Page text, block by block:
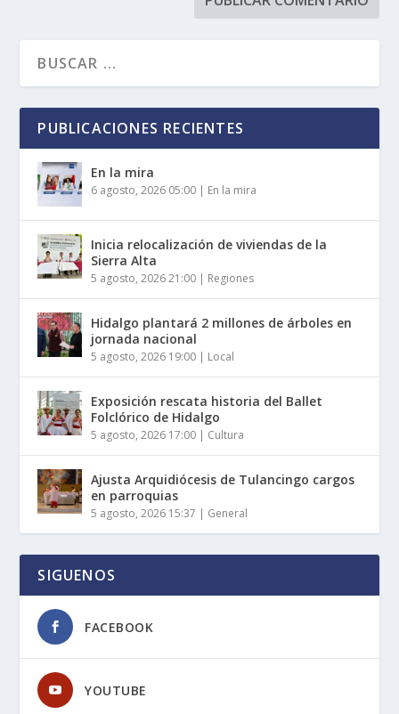
PUBLICACIONES RECIENTES
En la mira
6 agosto, 2026 05:00 | En la mira
Inicia relocalización de viviendas de la
Sierra Alta
5 agosto, 2026 21:00 | Regiones
Hidalgo plantará 2 millones de árboles en
jornada nacional
5 agosto, 2026 19:00 | Local
Exposición rescata historia del Ballet
Folclórico de Hidalgo
5 agosto, 2026 17:00 | Cultura
Ajusta Arquidiócesis de Tulancingo cargos
en parroquias
5 agosto, 2026 15:37 | General
SIGUENOS
FACEBOOK
YOUTUBE